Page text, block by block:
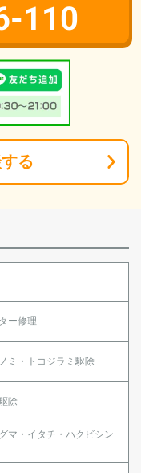
110
する
ー修理
ミ・トコジラミ駆除
除
マ・イタチ・ハクビシン